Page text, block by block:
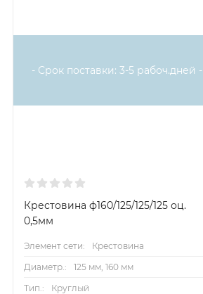
- Срок поставки: 3-5 рабоч.дней -
Крестовина ф160/125/125/125 оц.
0,5мм
Элемент сети:
Крестовина
Диаметр.:
125 мм, 160 мм
Тип.:
Круглый